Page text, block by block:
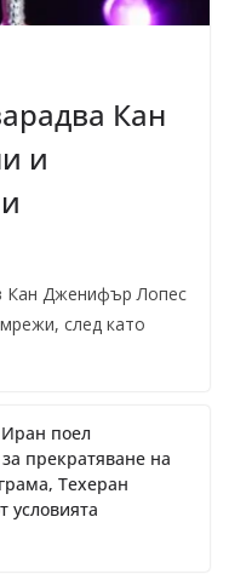
Кан
и
Кан Дженифър Лопес
след като
поел
прекратяване на
Техеран
условията